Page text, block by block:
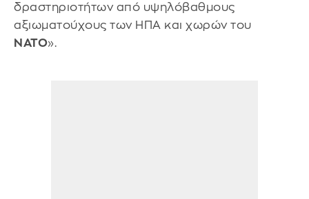
δραστηριοτήτων από υψηλόβαθμους
αξιωματούχους των ΗΠΑ και χωρών του
ΝΑΤΟ».